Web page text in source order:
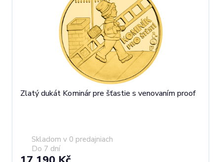
Zlatý dukát Kominár pre šťastie s venovaním proof
Skladom v 0 predajniach
Do 7 dní